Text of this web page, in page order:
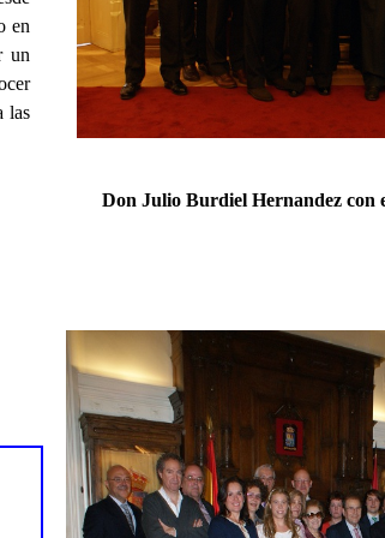
en
un
las
Don Julio Burdiel Hernandez con